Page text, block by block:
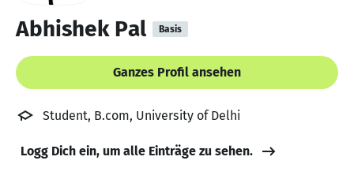
Abhishek Pal Basis
Ganzes Profil ansehen
Student, B.com, University of Delhi
Logg Dich ein, um alle Einträge zu sehen.